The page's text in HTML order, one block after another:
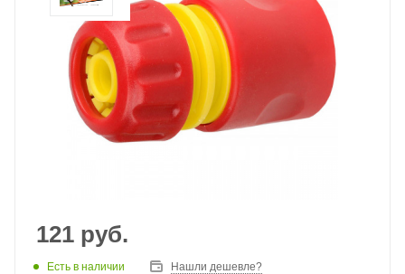
121 руб.
Есть в наличии Нашли дешевле?